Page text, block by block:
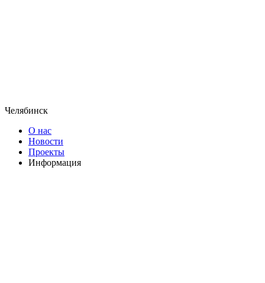
Челябинск
О нас
Новости
Проекты
Информация